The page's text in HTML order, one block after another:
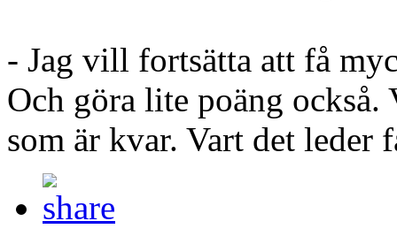
- Jag vill fortsätta att få
Och göra lite poäng
som är kvar. Vart det leder